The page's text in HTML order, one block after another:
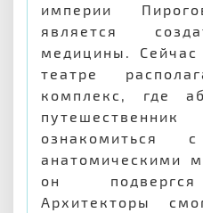
империи
является
медицины.
театре
комплекс, где
ознакомиться
анатомическими
он подвергся
Архитекторы